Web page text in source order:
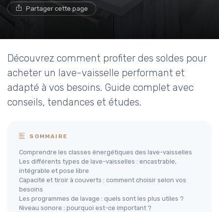
Partager cette page
Découvrez comment profiter des soldes pour
acheter un lave-vaisselle performant et
adapté à vos besoins. Guide complet avec
conseils, tendances et études.
SOMMAIRE
Comprendre les classes énergétiques des lave-vaisselles
Les différents types de lave-vaisselles : encastrable,
intégrable et pose libre
Capacité et tiroir à couverts : comment choisir selon vos
besoins
Les programmes de lavage : quels sont les plus utiles ?
Niveau sonore : pourquoi est-ce important ?